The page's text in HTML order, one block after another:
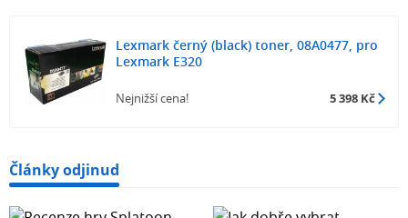
Lexmark černý (black) toner, 08A0477, pro
Lexmark E320
Nejnižší cena! 5 398 Kč
Články odjinud